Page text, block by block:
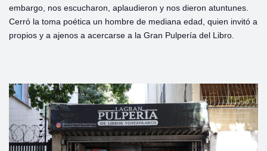
embargo, nos escucharon, aplaudieron y nos dieron atuntunes.
Cerró la toma poética un hombre de mediana edad, quien invitó a
propios y a ajenos a acercarse a la Gran Pulpería del Libro.